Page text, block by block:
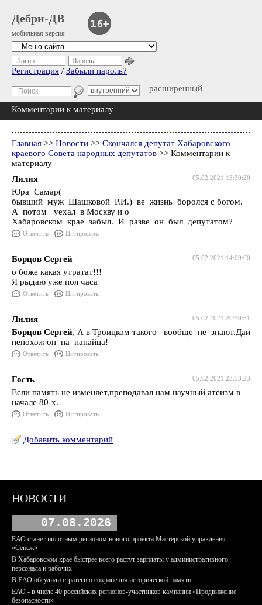
Дебри-ДВ
мобильная версия
расширенный
Логин Пароль
Регистрация / Забыли пароль?
Комментарии к материалу
Главная >> Новости >> Скончался депутат Хабаровского
краевого Совета народных депутатов >> Комментарии к
материалу
05.02.2021 13:30:20
Лилия
Юра Самар(
бывший муж Шашковой Р.И.) ве жизнь боролся с богом.
А потом уехал в Москву и о
Хабаровском крае забыл. И разве он был депутатом?
Ответить Цитировать
05.02.2021 14:09:00
Борцов Сергей
о боже какая утратат!!!
Я рыдаю уже пол часа
Ответить Цитировать
05.02.2021 20:39:51
Лилия
Борцов Сергей, А в Троицком такого вообще не знают.Даи
непохож он на нанайца!
Ответить Цитировать
05.02.2021 23:53:23
Гость
Если память не изменяет,преподавал нам научный атеизм в
начале 80-х.
Ответить Цитировать
Добавить комментарий
НОВОСТИ
07.08.2026
ЕАО станет пилотным регионом нового проекта Мастерской управления
«Сенеж»
В Хабаровском крае быстрее всего растут зарплаты у административного
персонала и рабочих
В ЕАО обсудили стратегию сохранения исторической памяти
ЕАО - в числе 40 российских регионов-участников кампании «Продвижение
безопасности»